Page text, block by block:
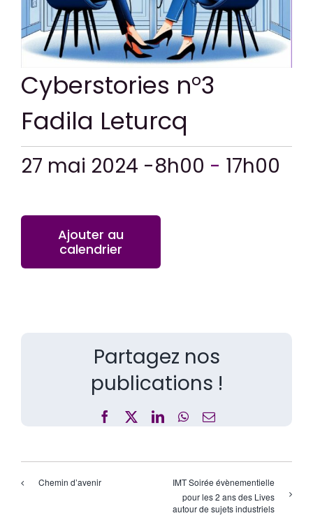
Cyberstories n°3
Fadila Leturcq
27 mai 2024 -8h00 - 17h00
Ajouter au
calendrier
Partagez nos
publications !
Facebook
X LinkedInWhatsApp
Email
Chemin d’avenir
IMT Soirée évènementielle
pour les 2 ans des Lives
autour de sujets industriels